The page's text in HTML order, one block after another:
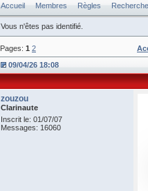
Accueil Membres Règles Recherche
Vous n'êtes pas identifié.
Pages: 1 2
09/04/26 18:08
zouzou
Clarinaute
Inscrit le: 01/07/07
Messages: 16060